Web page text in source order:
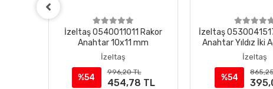
İzeltaş 0540011011 Rakor
Anahtar 10x11 mm
İzeltaş
%54
996,20 TL
454,78 TL
İzeltaş
Anahtar Yıldız İki
mm
İzeltaş
%54